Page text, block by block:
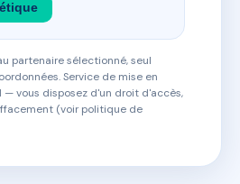
partenaire sélectionné, seul
Service de mise en
— vous disposez d'un droit d'accès,
(voir politique de